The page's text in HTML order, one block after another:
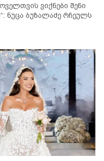
ვიქნები შენი
ნუცა ბუზალაძე რჩეულს